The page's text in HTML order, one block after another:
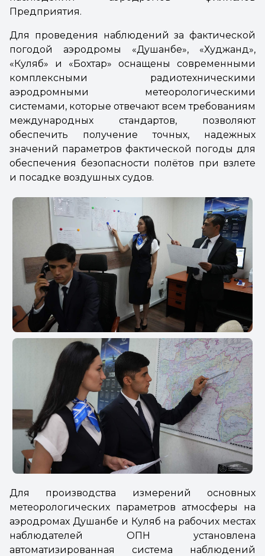
Предприятия.
Для проведения наблюдений за фактической
погодой аэродромы «Душанбе», «Худжанд»,
«Куляб» и «Бохтар» оснащены современными
комплексными радиотехническими
аэродромными метеорологическими
системами, которые отвечают всем требованиям
международных стандартов, позволяют
обеспечить получение точных, надежных
значений параметров фактической погоды для
обеспечения безопасности полётов при взлете
и посадке воздушных судов.
Для производства измерений основных
метеорологических параметров атмосферы на
аэродромах Душанбе и Куляб на рабочих местах
наблюдателей ОПН установлена
автоматизированная система наблюдений